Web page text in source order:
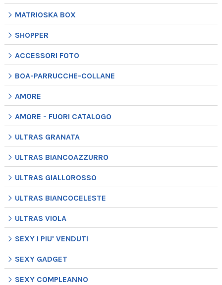
MATRIOSKA BOX
SHOPPER
ACCESSORI FOTO
BOA-PARRUCCHE-COLLANE
AMORE
AMORE - FUORI CATALOGO
ULTRAS GRANATA
ULTRAS BIANCOAZZURRO
ULTRAS GIALLOROSSO
ULTRAS BIANCOCELESTE
ULTRAS VIOLA
SEXY I PIU' VENDUTI
SEXY GADGET
SEXY COMPLEANNO